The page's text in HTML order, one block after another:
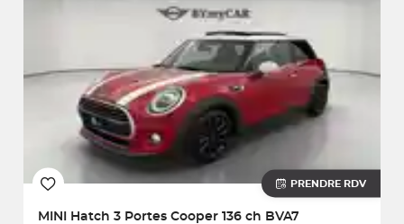
PRENDRE RDV
MINI Hatch 3 Portes Cooper 136 ch BVA7